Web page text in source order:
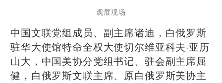
观展现场
中国文联党组成员、副主席诸迪，白俄罗斯
驻华大使馆特命全权大使切尔维亚科夫·亚历
山大，中国美协分党组书记、驻会副主席屈
健，白俄罗斯文联主席、原白俄罗斯美协主